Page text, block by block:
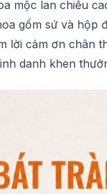
mộc lan chiều
gốm sứ và hộp
lời cảm ơn chân
danh khen